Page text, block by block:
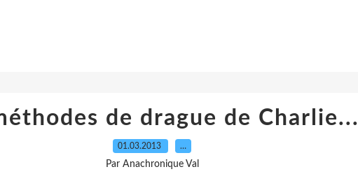
de drague de Charlie...
01.03.2013 …
Par Anachronique Val